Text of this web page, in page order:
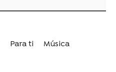
Para ti
Música